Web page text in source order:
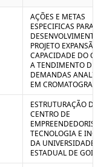
AÇÕES E METAS
ESPECIFICAS PARA
PROJETO
CAPACIDADE DO
A TENDIMENTO DE
DEMANDAS
EM
ESTRUTURAÇÃO
CENTRO DE
TECNOLOGIA E
DA UNIVERSIDADE
ESTADUAL DE